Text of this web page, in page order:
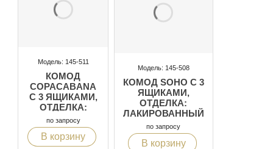
Модель: 145-511
КОМОД
COPACABANA
С 3 ЯЩИКАМИ,
ОТДЕЛКА:
СЕРЫЙ, БЕЛАЯ
ПАТИНА
по запросу
В корзину
Модель: 145-508
КОМОД SOHO С 3
ЯЩИКАМИ,
ОТДЕЛКА:
ЛАКИРОВАННЫЙ
МАТОВЫЙ
БЕЛЫЙ
по запросу
В корзину